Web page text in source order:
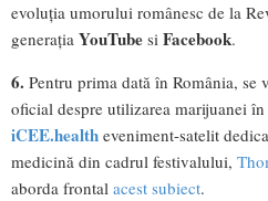
evoluția umorului românesc de la
generația YouTube si Facebook.
6. Pentru prima dată în România, se
oficial despre utilizarea marijuanei
iCEE.health eveniment-satelit
medicină din cadrul festivalului,
aborda frontal acest subiect.